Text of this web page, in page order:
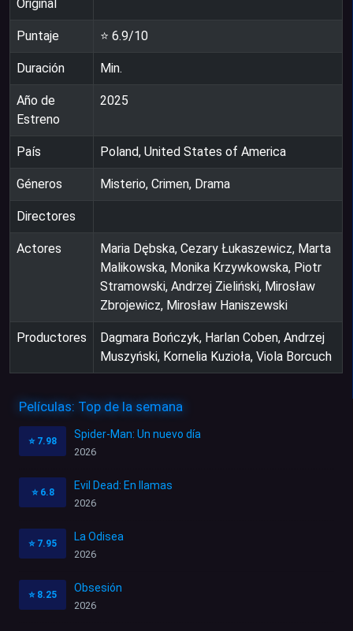
Original
Puntaje ⭐ 6.9/10
Duración Min.
Año de
Estreno
2025
País Poland, United States of America
Géneros Misterio, Crimen, Drama
Directores
Actores
Maria Dębska, Cezary Łukaszewicz, Marta
Malikowska, Monika Krzywkowska, Piotr
Stramowski, Andrzej Zieliński, Mirosław
Zbrojewicz, Mirosław Haniszewski
Productores
Dagmara Bończyk, Harlan Coben, Andrzej
Muszyński, Kornelia Kuzioła, Viola Borcuch
Películas: Top de la semana
⭐ 7.98
Spider-Man: Un nuevo día
2026
⭐ 6.8
Evil Dead: En llamas
2026
⭐ 7.95
La Odisea
2026
⭐ 8.25
Obsesión
2026